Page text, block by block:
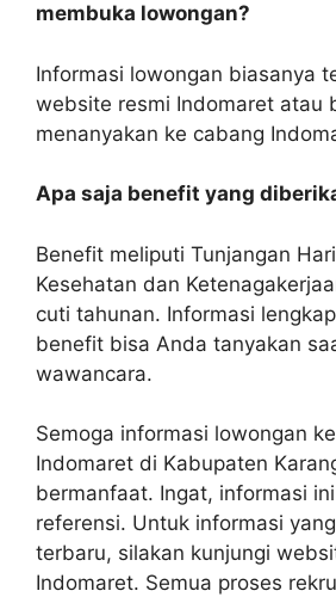
membuka lowongan?
Informasi lowongan biasanya
website resmi Indomaret atau
menanyakan ke cabang
Apa saja benefit yang
Benefit meliputi Tunjangan Hari
Kesehatan dan
cuti tahunan. Informasi
benefit bisa Anda tanyakan
wawancara.
Semoga informasi lowongan
Indomaret di Kabupaten
bermanfaat. Ingat, informasi
referensi. Untuk informasi
terbaru, silakan kunjungi
Indomaret. Semua proses